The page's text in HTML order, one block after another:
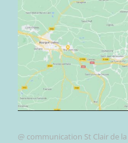
@ communication St Clair de